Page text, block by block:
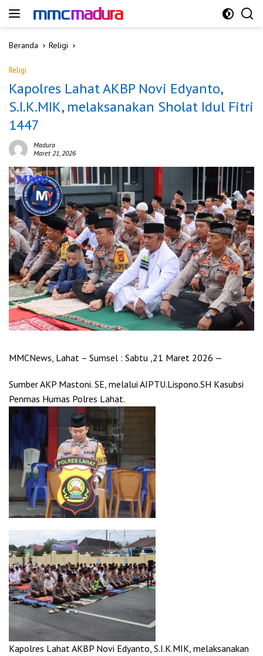
Beranda
Religi
Religi
Kapolres Lahat AKBP Novi Edyanto,
S.I.K.MIK, melaksanakan Sholat Idul Fitri
1447
Madura
Maret 21, 2026
MMCNews, Lahat – Sumsel : Sabtu ,21 Maret 2026 —
Sumber AKP Mastoni. SE, melalui AIPTU.Lispono.SH Kasubsi
Penmas Humas Polres Lahat.
Kapolres Lahat AKBP Novi Edyanto, S.I.K.MIK, melaksanakan